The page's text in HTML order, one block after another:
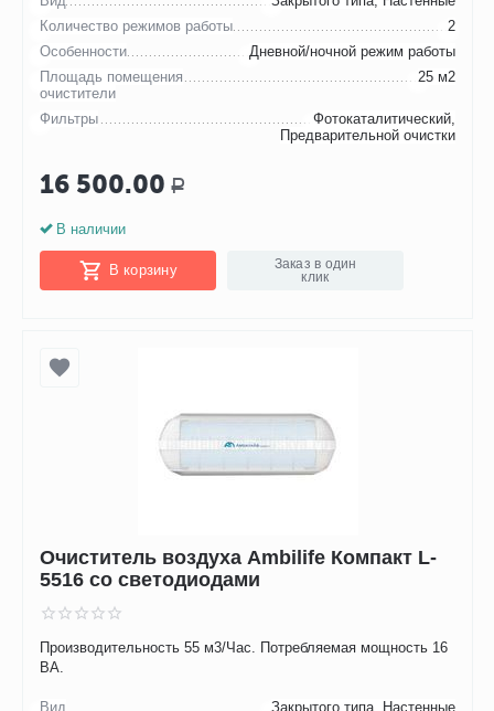
Количество режимов работы
2
Особенности
Дневной/ночной режим работы
Площадь помещения
очистители
25 м2
Фильтры
Фотокаталитический,
Предварительной очистки
16 500.00 Р
В наличии
В корзину
Заказ в один
клик
Очиститель воздуха Ambilife Компакт L-
5516 со светодиодами
Производительность 55 м3/Час. Потребляемая мощность 16
ВА.
Вид Закрытого типа, Настенные